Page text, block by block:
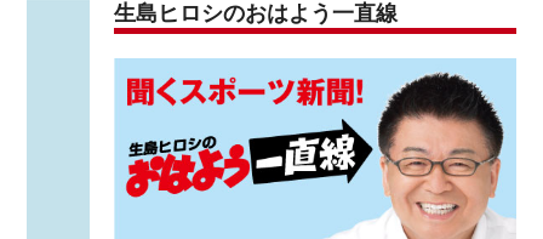
生島ヒロシのおはよう一直線